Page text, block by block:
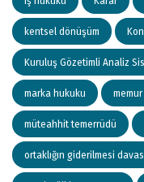
kentsel dönüşüm
Kuruluş Gözetimli Analiz
marka hukuku memur
müteahhit temerrüdü
ortaklığın giderilmesi